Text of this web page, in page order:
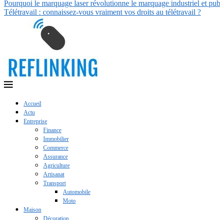
Pourquoi le marquage laser révolutionne le marquage industriel et
Télétravail : connaissez-vous vraiment vos droits au télétravail ?
Accueil
Actu
Entreprise
Finance
Immobilier
Commerce
Assurance
Agriculture
Artisanat
Transport
Automobile
Moto
Maison
Décoration